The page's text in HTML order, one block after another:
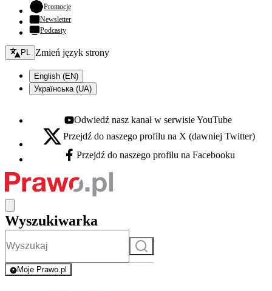
Promocje- otwiera się w nowej karcie
Newsletter
Podcasty
Zmień język - bieżący:
PL Zmień język strony
English (EN)
Українська (UA)
Youtube - otwiera się w nowej karcie
Odwiedź nasz kanał w serwisie YouTube
X - otwiera się w nowej karcie
Przejdź do naszego profilu na X (dawniej Twitter)
Facebook - otwiera się w nowej karcie
Przejdź do naszego profilu na Facebooku
Wyszukiwarka
Szukaj
Moje Prawo.pl
- rejestracja i logowanie do serwisu